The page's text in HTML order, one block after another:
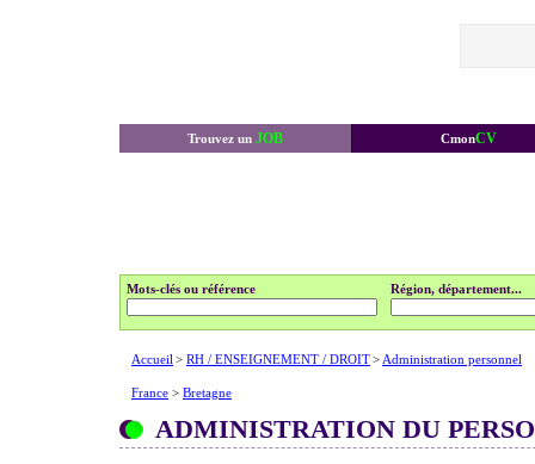
Trouvez un JOB CmonCV
Mots-clés ou référence Région, département...
Accueil > RH / ENSEIGNEMENT / DROIT> Administration personnel
France > Bretagne
ADMINISTRATION DU